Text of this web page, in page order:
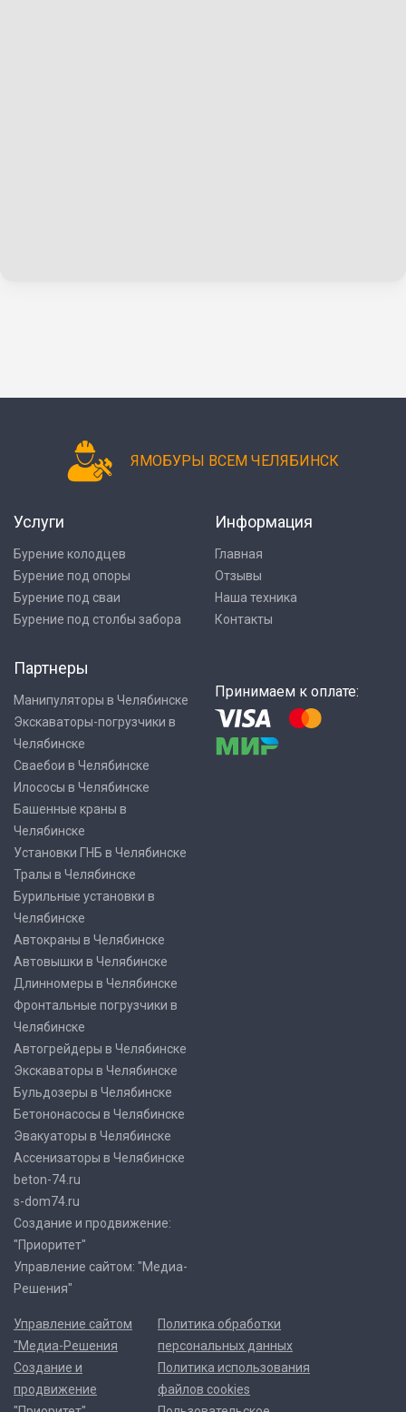
ЯМОБУРЫ ВСЕМ ЧЕЛЯБИНСК
Услуги
Бурение колодцев
Бурение под опоры
Бурение под сваи
Бурение под столбы забора
Информация
Главная
Отзывы
Наша техника
Контакты
Партнеры
Манипуляторы в Челябинске
Экскаваторы-погрузчики в
Челябинске
Сваебои в Челябинске
Илососы в Челябинске
Башенные краны в
Челябинске
Установки ГНБ в Челябинске
Тралы в Челябинске
Бурильные установки в
Челябинске
Автокраны в Челябинске
Автовышки в Челябинске
Длинномеры в Челябинске
Фронтальные погрузчики в
Челябинске
Автогрейдеры в Челябинске
Экскаваторы в Челябинске
Бульдозеры в Челябинске
Бетононасосы в Челябинске
Эвакуаторы в Челябинске
Ассенизаторы в Челябинске
beton-74.ru
s-dom74.ru
Создание и продвижение:
"Приоритет"
Управление сайтом: "Медиа-
Решения"
Принимаем к оплате:
Управление сайтом
"Медиа-Решения
Создание и
продвижение
Политика обработки
персональных данных
Политика использования
файлов cookies